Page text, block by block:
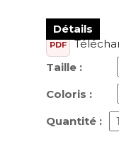
Détails
PDF
Taille :
Coloris :
Quantité :